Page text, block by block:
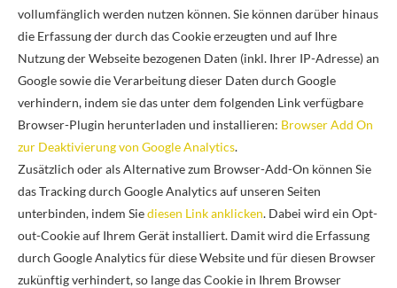
vollumfänglich werden nutzen können. Sie können darüber hinaus
die Erfassung der durch das Cookie erzeugten und auf Ihre
Nutzung der Webseite bezogenen Daten (inkl. Ihrer IP-Adresse) an
Google sowie die Verarbeitung dieser Daten durch Google
verhindern, indem sie das unter dem folgenden Link verfügbare
Browser-Plugin herunterladen und installieren: Browser Add On
zur Deaktivierung von Google Analytics.
Zusätzlich oder als Alternative zum Browser-Add-On können Sie
das Tracking durch Google Analytics auf unseren Seiten
unterbinden, indem Siediesen Link anklicken. Dabei wird ein Opt-
out-Cookie auf Ihrem Gerät installiert. Damit wird die Erfassung
durch Google Analytics für diese Website und für diesen Browser
zukünftig verhindert, so lange das Cookie in Ihrem Browser